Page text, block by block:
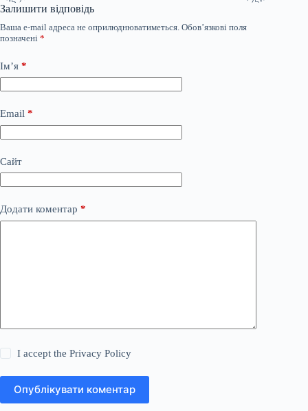
Залишити відповідь
Ваша e-mail адреса не оприлюднюватиметься. Обов’язкові поля
позначені *
Ім’я *
Email *
Сайт
Додати коментар *
I accept thePrivacy Policy
Опублікувати коментар